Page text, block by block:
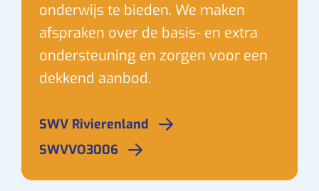
onderwijs te bieden. We maken
afspraken over de basis- en extra
ondersteuning en zorgen voor een
dekkend aanbod.
SWV Rivierenland
SWVVO3006